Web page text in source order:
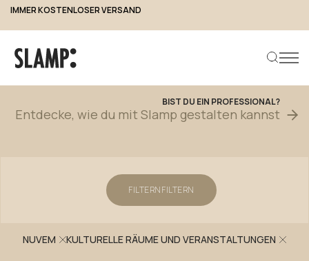
IMMER KOSTENLOSER VERSAND
Projekte
BIST DU EIN PROFESSIONAL?
Entdecke, wie du mit Slamp gestalten kannst
FILTERNFILTERN
NUVEM KULTURELLE RÄUME UND VERANSTALTUNGEN